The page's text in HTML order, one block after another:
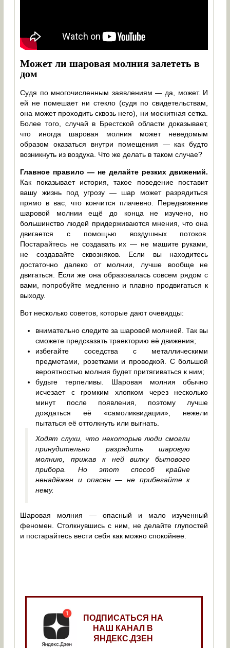
Может ли шаровая молния залететь в
дом
Судя по многочисленным заявлениям — да, может. И
ей не помешает ни стекло (судя по свидетельствам,
она может проходить сквозь него), ни москитная сетка.
Более того, случай в Брестской области доказывает,
что иногда шаровая молния может неведомым
образом оказаться внутри помещения — как будто
возникнуть из воздуха. Что же делать в таком случае?
Главное правило — не делайте резких движений.
Как показывает история, такое поведение поставит
вашу жизнь под угрозу — шар может разрядиться
прямо в вас, что кончится плачевно. Передвижение
шаровой молнии ещё до конца не изучено, но
большинство людей придерживаются мнения, что она
двигается с помощью воздушных потоков.
Постарайтесь не создавать их — не машите руками,
не создавайте сквозняков. Если вы находитесь
достаточно далеко от молнии, лучше вообще не
двигаться. Если же она образовалась совсем рядом с
вами, попробуйте медленно и плавно продвигаться к
выходу.
Вот несколько советов, которые дают очевидцы:
внимательно следите за шаровой молнией. Так вы
сможете предсказать траекторию её движения;
избегайте соседства с металлическими
предметами, розетками и проводкой. С большой
вероятностью молния будет притягиваться к ним;
будьте терпеливы. Шаровая молния обычно
исчезает с громким хлопком через несколько
минут после появления, поэтому лучше
дождаться её «самоликвидации», нежели
пытаться её оттолкнуть или выгнать.
Ходят слухи, что некоторые люди смогли
принудительно разрядить шаровую
молнию, прижав к ней вилку бытового
прибора. Но этот способ крайне
ненадёжен и опасен — не прибегайте к
нему.
Шаровая молния — опасный и мало изученный
феномен. Столкнувшись с ним, не делайте глупостей
и постарайтесь вести себя как можно спокойнее.
ПОДПИСАТЬСЯ НА
НАШ КАНАЛ В
ЯНДЕКС.ДЗЕН